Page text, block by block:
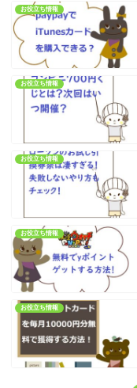
お役立ち情報
お役立ち情報
お役立ち情報
お役立ち情報
お役立ち情報